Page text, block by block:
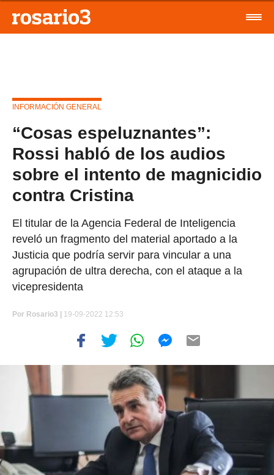
INFORMACIÓN GENERAL
“Cosas espeluznantes”:
Rossi habló de los audios
sobre el intento de magnicidio
contra Cristina
El titular de la Agencia Federal de Inteligencia
reveló un fragmento del material aportado a la
Justicia que podría servir para vincular a una
agrupación de ultra derecha, con el ataque a la
vicepresidenta
Por Rosario3 | 19-09-2022 12:53